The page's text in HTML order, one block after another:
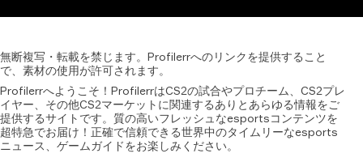
無断複写・転載を禁じます。Profilerrへのリンクを提供すること
で、素材の使用が許可されます。
Profilerrへようこそ！ProfilerrはCS2の試合やプロチーム、CS2プレ
イヤー、その他CS2マーケットに関連するありとあらゆる情報をご
提供するサイトです。質の高いフレッシュなesportsコンテンツを
超特急でお届け！正確で信頼できる世界中のタイムリーなesports
ニュース、ゲームガイドをお楽しみください。